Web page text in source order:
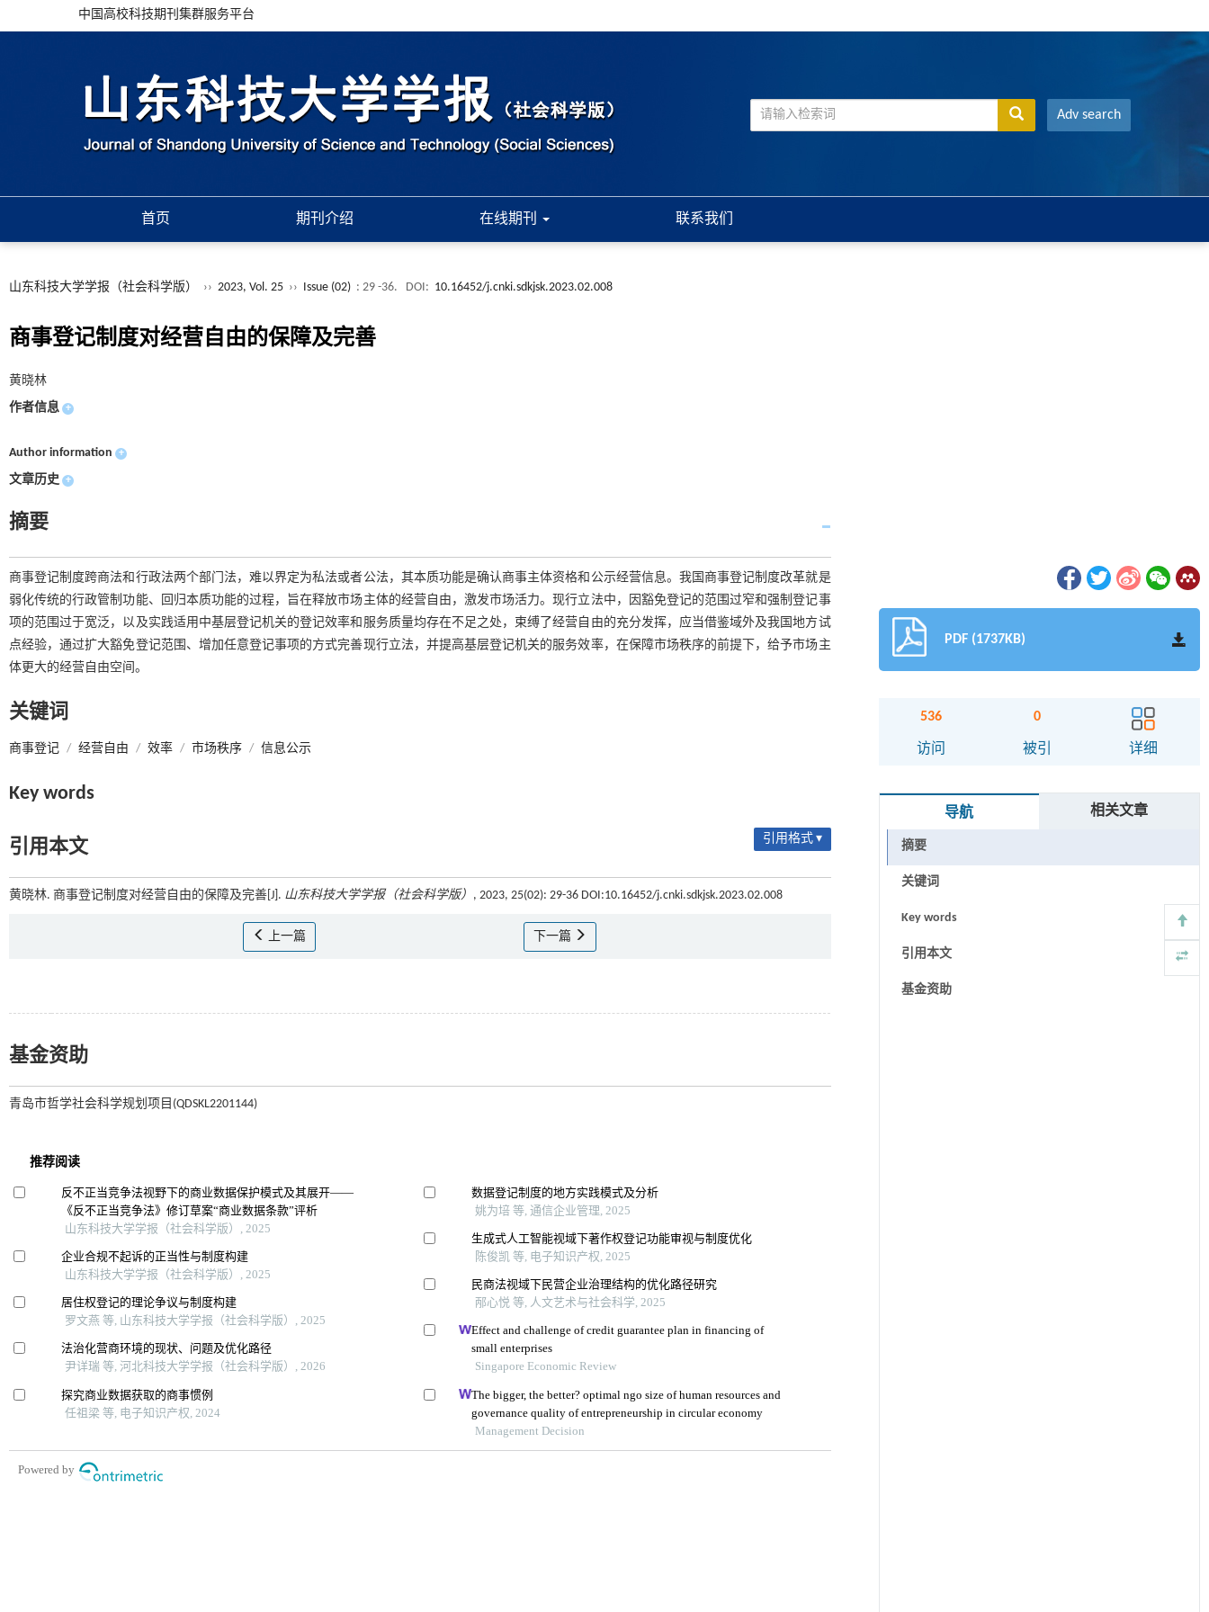
中国高校科技期刊集群服务平台
Adv search
首页 期刊介绍 在线期刊 联系我们
山东科技大学学报（社会科学版） ›› 2023, Vol. 25 ›› Issue (02) : 29 -36. DOI: 10.16452/j.cnki.sdkjsk.2023.02.008
商事登记制度对经营自由的保障及完善
黄晓林
作者信息 +
Author information +
文章历史 +
摘要
商事登记制度跨商法和行政法两个部门法，难以界定为私法或者公法，其本质功能是确认商事主体资格和公示经营信息。我国商事登记制度改革就是
弱化传统的行政管制功能、回归本质功能的过程，旨在释放市场主体的经营自由，激发市场活力。现行立法中，因豁免登记的范围过窄和强制登记事
项的范围过于宽泛，以及实践适用中基层登记机关的登记效率和服务质量均存在不足之处，束缚了经营自由的充分发挥，应当借鉴域外及我国地方试
点经验，通过扩大豁免登记范围、增加任意登记事项的方式完善现行立法，并提高基层登记机关的服务效率，在保障市场秩序的前提下，给予市场主
体更大的经营自由空间。
关键词
商事登记 / 经营自由 / 效率 / 市场秩序 / 信息公示
Key words
引用本文 引用格式 ▾
黄晓林. 商事登记制度对经营自由的保障及完善[J]. 山东科技大学学报（社会科学版） , 2023, 25(02): 29-36 DOI:10.16452/j.cnki.sdkjsk.2023.02.008
上一篇 下一篇
基金资助
青岛市哲学社会科学规划项目(QDSKL2201144)
PDF (1737KB)
536
访问
0
被引 详细
导航 相关文章
摘要
关键词
Key words
引用本文
基金资助